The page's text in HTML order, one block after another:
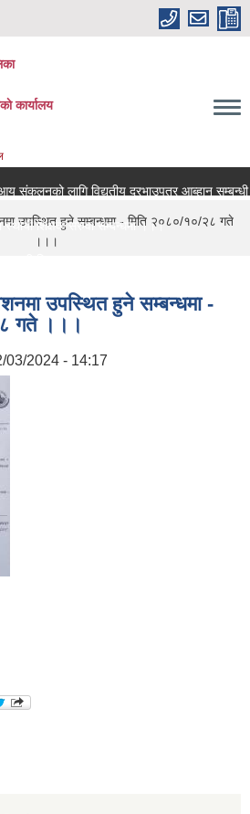
कार्यालय
संकलनको लागि विद्युतीय दरभाउपत्र आब्हान सम्बन्धी
शिक्षक सरुवा सम्बन्धमा ।।।
उपस्थित हुने सम्बन्धमा - मिति २०८०/१०/२८ गते
।।।
उपस्थित हुने सम्बन्धमा -
गते ।।।
03/2024 - 14:17